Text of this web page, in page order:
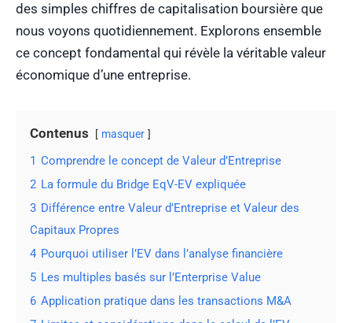
des simples chiffres de capitalisation boursière que
nous voyons quotidiennement. Explorons ensemble
ce concept fondamental qui révèle la véritable valeur
économique d’une entreprise.
Contenus masquer
1 Comprendre le concept de Valeur d’Entreprise
2 La formule du Bridge EqV-EV expliquée
3 Différence entre Valeur d’Entreprise et Valeur des
Capitaux Propres
4 Pourquoi utiliser l’EV dans l’analyse financière
5 Les multiples basés sur l’Enterprise Value
6 Application pratique dans les transactions M&A